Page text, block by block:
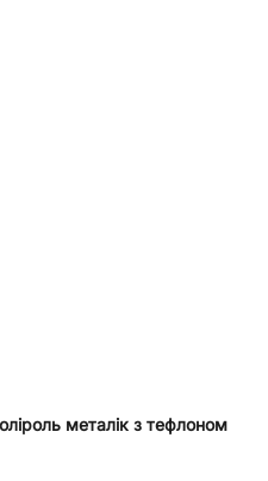
металік з тефлоном